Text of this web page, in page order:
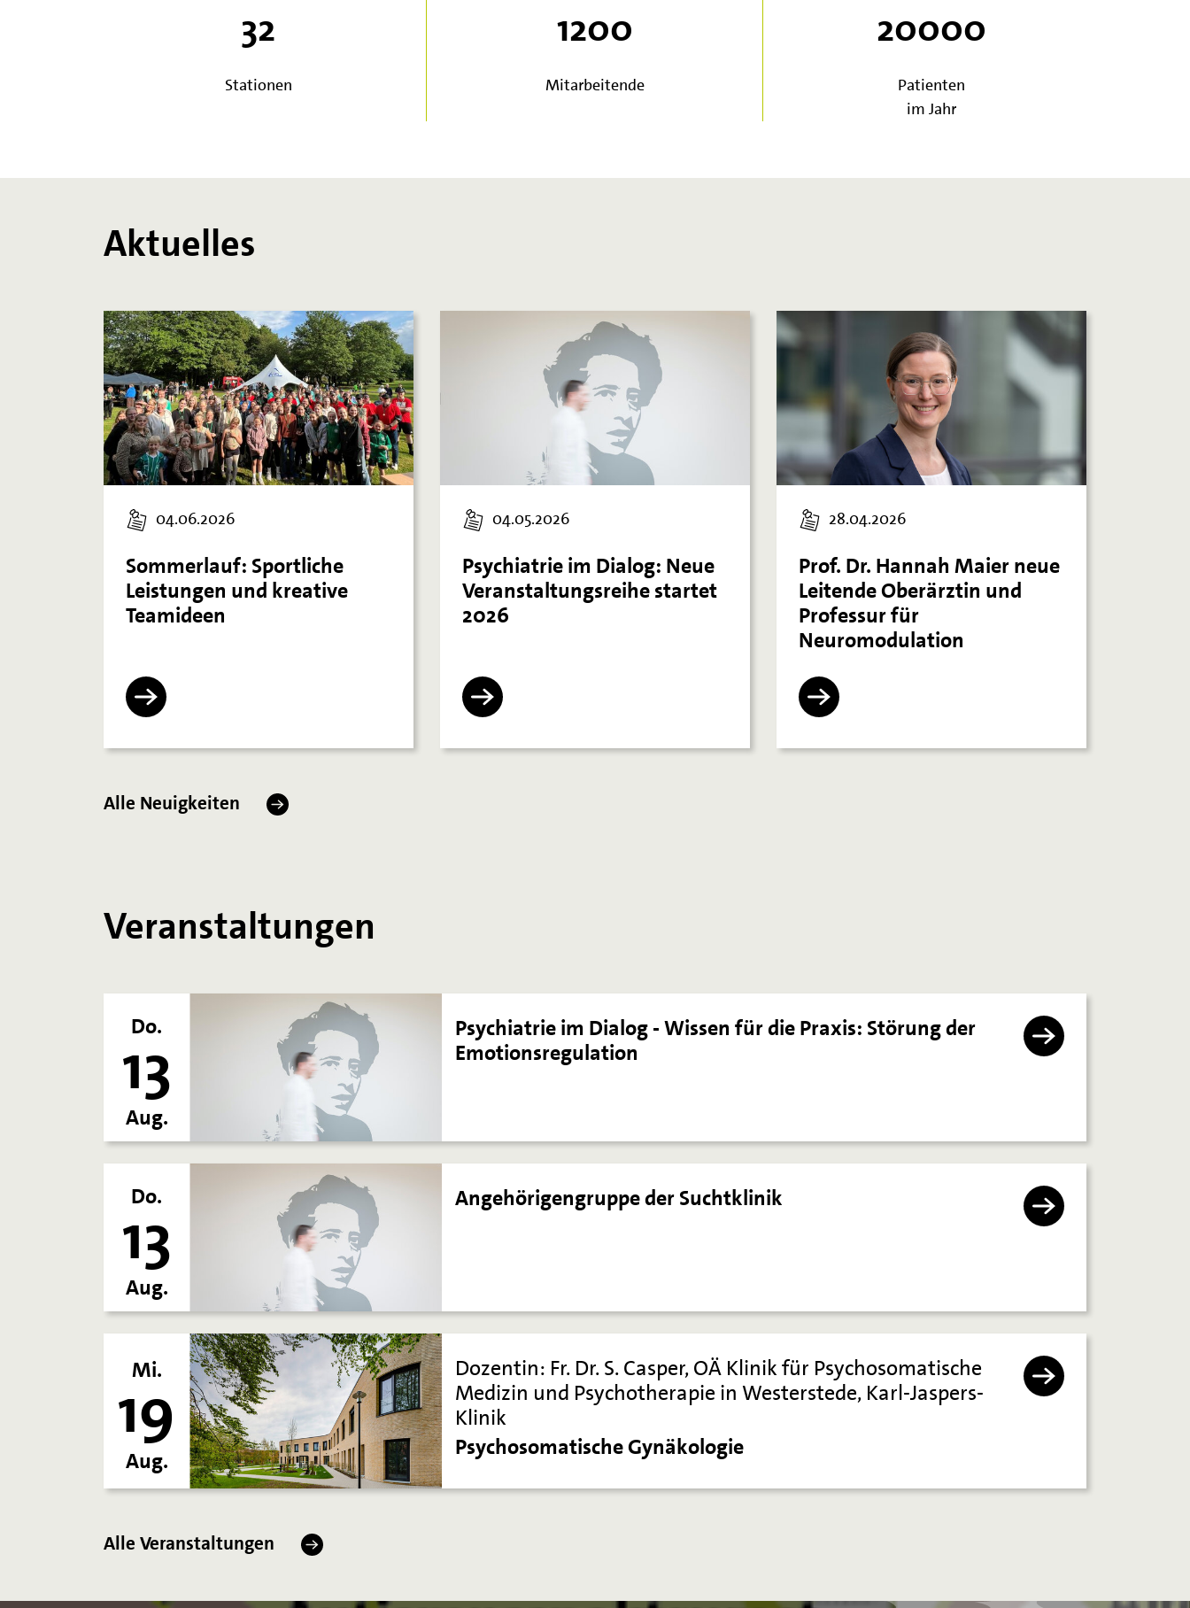
32
Stationen
1200
Mitarbeitende
20000
Patienten
im Jahr
Aktuelles
04.06.2026
Sommerlauf: Sportliche
Leistungen und kreative
Teamideen
04.05.2026
Psychiatrie im Dialog: Neue
Veranstaltungsreihe startet
2026
28.04.2026
Prof. Dr. Hannah Maier neue
Leitende Oberärztin und
Professur für
Neuromodulation
Alle Neuigkeiten
Veranstaltungen
Do.
13
Aug.
Psychiatrie im Dialog - Wissen für die Praxis: Störung der
Emotionsregulation
Do.
13
Aug.
Angehörigengruppe der Suchtklinik
Mi.
19
Aug.
Dozentin: Fr. Dr. S. Casper, OÄ Klinik für Psychosomatische
Medizin und Psychotherapie in Westerstede, Karl-Jaspers-
Klinik
Psychosomatische Gynäkologie
Alle Veranstaltungen